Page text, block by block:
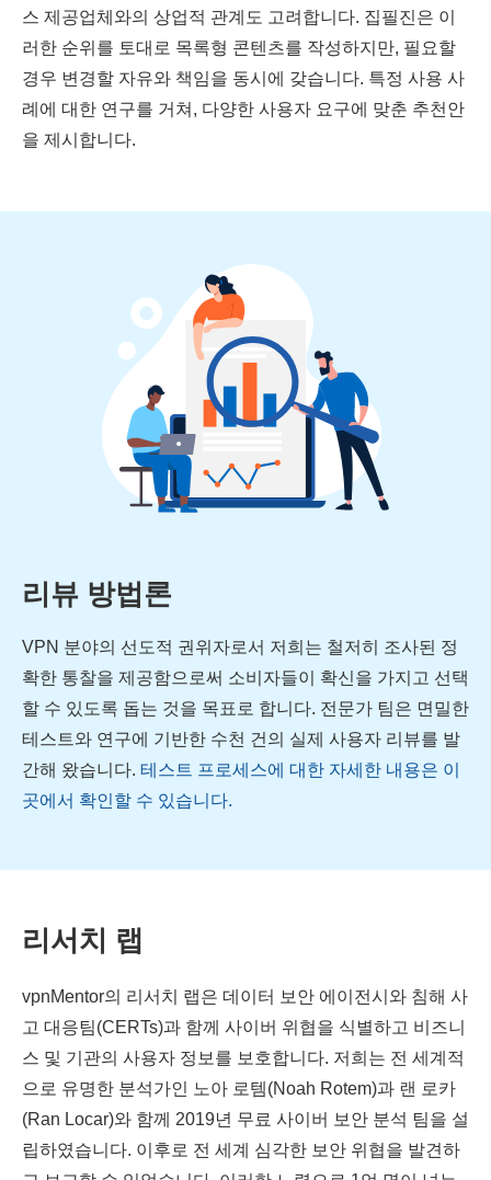
스 제공업체와의 상업적 관계도 고려합니다. 집필진은 이
러한 순위를 토대로 목록형 콘텐츠를 작성하지만, 필요할
경우 변경할 자유와 책임을 동시에 갖습니다. 특정 사용 사
례에 대한 연구를 거쳐, 다양한 사용자 요구에 맞춘 추천안
을 제시합니다.
리뷰 방법론
VPN 분야의 선도적 권위자로서 저희는 철저히 조사된 정
확한 통찰을 제공함으로써 소비자들이 확신을 가지고 선택
할 수 있도록 돕는 것을 목표로 합니다. 전문가 팀은 면밀한
테스트와 연구에 기반한 수천 건의 실제 사용자 리뷰를 발
간해 왔습니다. 테스트 프로세스에 대한 자세한 내용은 이
곳에서 확인할 수 있습니다.
리서치 랩
vpnMentor의 리서치 랩은 데이터 보안 에이전시와 침해 사
고 대응팀(CERTs)과 함께 사이버 위협을 식별하고 비즈니
스 및 기관의 사용자 정보를 보호합니다. 저희는 전 세계적
으로 유명한 분석가인 노아 로템(Noah Rotem)과 랜 로카
(Ran Locar)와 함께 2019년 무료 사이버 보안 분석 팀을 설
립하였습니다. 이후로 전 세계 심각한 보안 위협을 발견하